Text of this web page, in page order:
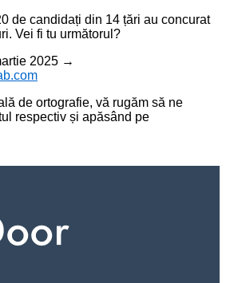
de candidați din 14 țări au concurat
Vei fi tu următorul?
2025 →
de ortografie, vă rugăm să ne
respectiv și apăsând pe